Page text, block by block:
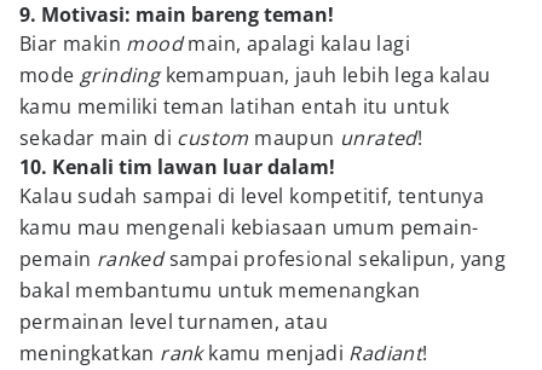
9. Motivasi: main bareng teman!
Biar makin moodmain, apalagi kalau lagi
mode grindingkemampuan, jauh lebih lega kalau
kamu memiliki teman latihan entah itu untuk
sekadar main di custom maupun unrated!
10. Kenali tim lawan luar dalam!
Kalau sudah sampai di level kompetitif, tentunya
kamu mau mengenali kebiasaan umum pemain-
pemain rankedsampai profesional sekalipun, yang
bakal membantumu untuk memenangkan
permainan level turnamen, atau
meningkatkan rankkamu menjadi Radiant!